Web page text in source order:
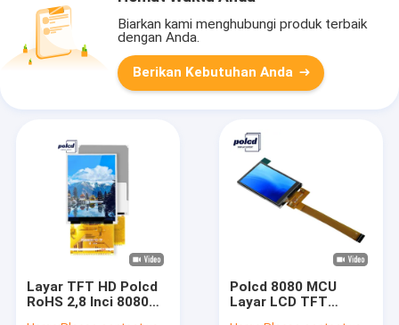
Biarkan kami menghubungi produk terbaik
dengan Anda.
Berikan Kebutuhan Anda
Layar TFT HD Polcd
RoHS 2,8 Inci 8080
Polcd 8080 MCU
Layar LCD TFT